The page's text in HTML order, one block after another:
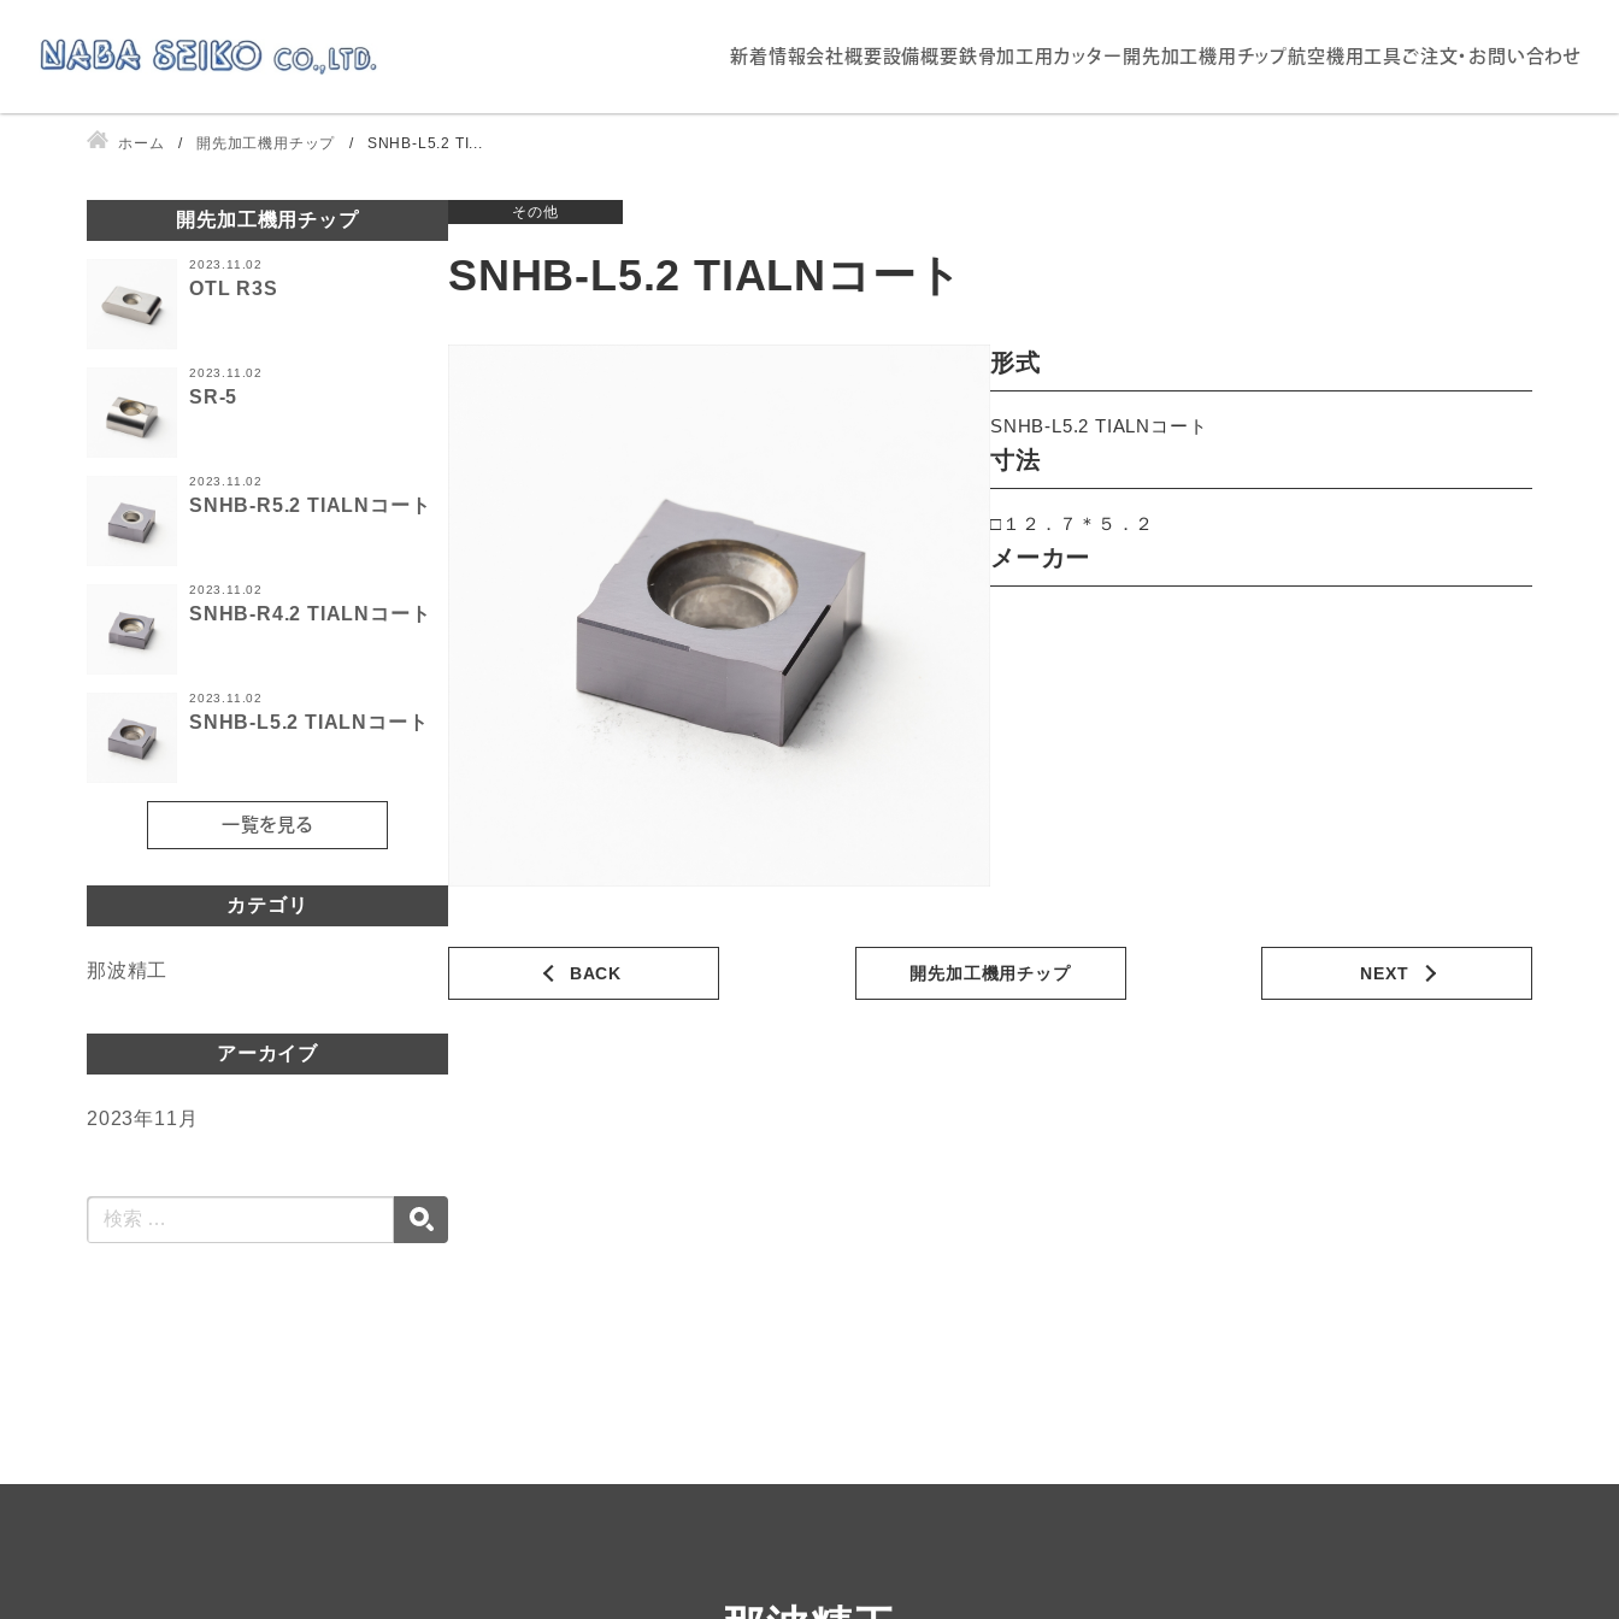
新着情報会社概要設備概要鉄骨加工用カッター 開先加工機用チップ航空機用工具ご注文・お問い合わせ
ホーム 開先加工機用チップ SNHB-L5.2 TI...
その他
SNHB-L5.2 TIALNコート
形式
SNHB-L5.2 TIALNコート
寸法
□１２．７＊５．２
メーカー
BACK NEXT
開先加工機用チップ
開先加工機用チップ
2023.11.02
OTL R3S
2023.11.02
SR-5
2023.11.02
SNHB-R5.2 TIALNコート
2023.11.02
SNHB-R4.2 TIALNコート
2023.11.02
SNHB-L5.2 TIALNコート
一覧を見る
カテゴリ
那波精工
アーカイブ
2023年11月